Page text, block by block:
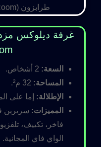
السعة:
المساحة:
الإطلالة: إما على
المميزات: سريرين
فاخر، تكييف،
الواي فاي المجانية.